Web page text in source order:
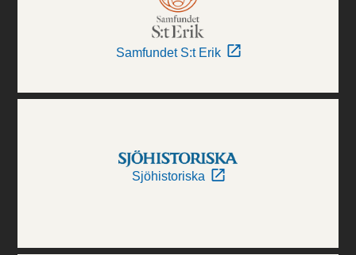
Samfundet S:t Erik
Sjöhistoriska